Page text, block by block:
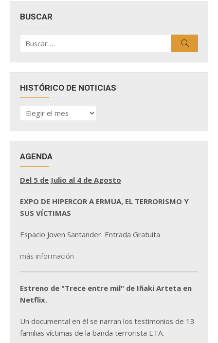
BUSCAR
por:
HISTÓRICO DE NOTICIAS
HISTÓRICO
DE
AGENDA
Del 5 de Julio al 4 de Agosto
EXPO DE HIPERCOR A ERMUA, EL TERRORISMO Y
SUS VÍCTIMAS
Espacio Joven Santander. Entrada Gratuita
más información
Estreno de "Trece entre mil" de Iñaki Arteta en
Netflix.
Un documental en él se narran los testimonios de 13
familias víctimas de la banda terrorista ETA.